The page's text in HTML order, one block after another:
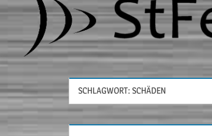
SCHLAGWORT: SCHÄDEN